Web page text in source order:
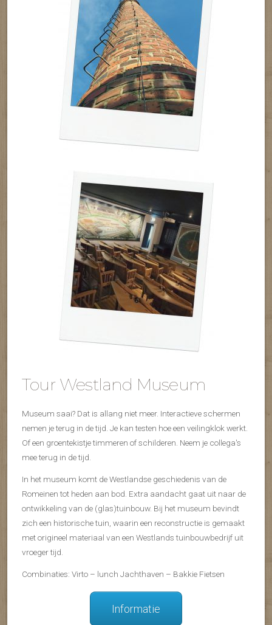
Tour Westland Museum
Museum saai? Dat is allang niet meer. Interactieve schermen
nemen je terug in de tijd. Je kan testen hoe een veilingklok werkt.
Of een groentekistje timmeren of schilderen. Neem je collega's
mee terug in de tijd.
In het museum komt de Westlandse geschiedenis van de
Romeinen tot heden aan bod. Extra aandacht gaat uit naar de
ontwikkeling van de (glas)tuinbouw. Bij het museum bevindt
zich een historische tuin, waarin een reconstructie is gemaakt
met origineel materiaal van een Westlands tuinbouwbedrijf uit
vroeger tijd.
Combinaties: Virto – lunch Jachthaven – Bakkie Fietsen
Informatie